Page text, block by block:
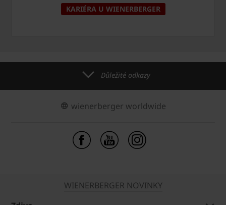
KARIÉRA U WIENERBERGER
Důležité odkazy
wienerberger worldwide
WIENERBERGER NOVINKY